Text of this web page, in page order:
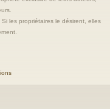
les propriétaires le désirent, elles